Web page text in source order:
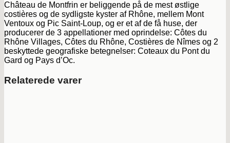
Château de Montfrin er beliggende på de mest østlige
costières og de sydligste kyster af Rhône, mellem Mont
Ventoux og Pic Saint-Loup, og er et af de få huse, der
producerer de 3 appellationer med oprindelse: Côtes du
Rhône Villages, Côtes du Rhône, Costières de Nîmes og 2
beskyttede geografiske betegnelser: Coteaux du Pont du
Gard og Pays d’Oc.
Relaterede varer